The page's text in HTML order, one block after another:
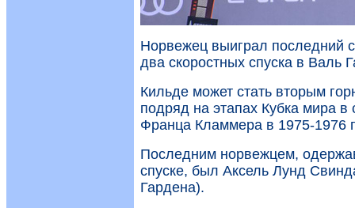
Норвежец выиграл последний
два скоростных спуска в Валь
Кильде может стать вторым
подряд на этапах Кубка мира в
Франца Кламмера в 1975-1976
Последним норвежцем,
спуске, был Аксель Лунд
Гардена).